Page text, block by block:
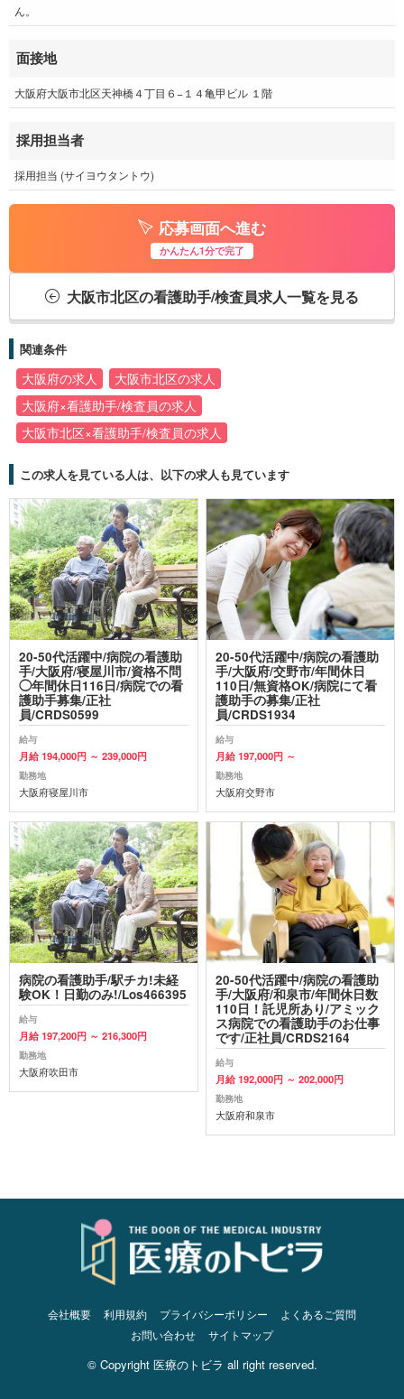
ん。
面接地
大阪府大阪市北区天神橋４丁目６−１４亀甲ビル １階
採用担当者
採用担当 (サイヨウタントウ)
応募画面へ進む
かんたん1分で完了
大阪市北区の看護助手/検査員求人一覧を見る
関連条件
大阪府の求人
大阪市北区の求人
大阪府×看護助手/検査員の求人
大阪市北区×看護助手/検査員の求人
この求人を見ている人は、以下の求人も見ています
20-50代活躍中/病院の看護助
手/大阪府/寝屋川市/資格不問
◯年間休日116日/病院での看
護助手募集/正社
員/CRDS0599
給与
月給 194,000円 ～ 239,000円
勤務地
大阪府寝屋川市
20-50代活躍中/病院の看護助
手/大阪府/交野市/年間休日
110日/無資格OK/病院にて看
護助手の募集/正社
員/CRDS1934
給与
月給 197,000円 ～
勤務地
大阪府交野市
病院の看護助手/駅チカ!未経
験OK！日勤のみ!/Los466395
給与
月給 197,200円 ～ 216,300円
勤務地
大阪府吹田市
20-50代活躍中/病院の看護助
手/大阪府/和泉市/年間休日数
110日！託児所あり/アミック
ス病院での看護助手のお仕事
です/正社員/CRDS2164
給与
月給 192,000円 ～ 202,000円
勤務地
大阪府和泉市
会社概要 利用規約 プライバシーポリシー
よくあるご質問
お問い合わせ
サイトマップ
© Copyright 医療のトビラ all right reserved.